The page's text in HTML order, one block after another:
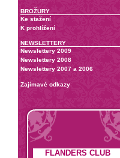
BROŽURY
Ke stažení
K prohlížení
NEWSLETTERY
Newslettery 2009
Newslettery 2008
Newslettery 2007 a 2006
Zajímavé odkazy
FLANDERS CLUB